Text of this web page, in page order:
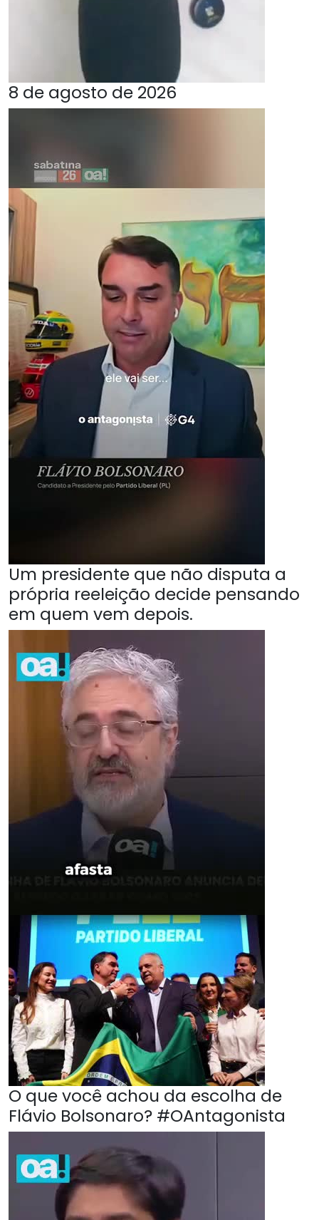
8 de agosto de 2026
Um presidente que não disputa a
própria reeleição decide pensando
em quem vem depois.
O que você achou da escolha de
Flávio Bolsonaro? #OAntagonista